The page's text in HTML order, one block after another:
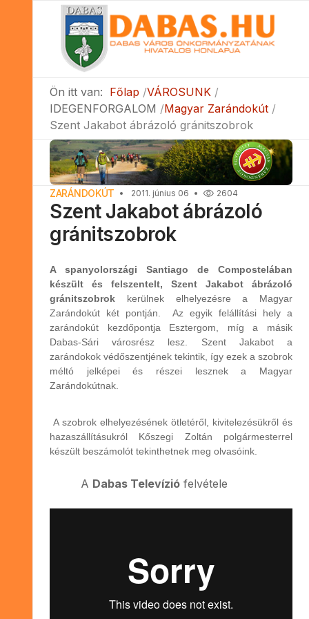
Ön itt van: Főlap VÁROSUNK
IDEGENFORGALOM
Magyar Zarándokút
Szent Jakabot ábrázoló gránitszobrok
ZARÁNDOKÚT 2011. június 06 2604
Szent Jakabot ábrázoló
gránitszobrok
A spanyolországi Santiago de Compostelában
készült és felszentelt, Szent Jakabot ábrázoló
gránitszobrok kerülnek elhelyezésre a Magyar
Zarándokút két pontján. Az egyik felállítási hely a
zarándokút kezdőpontja Esztergom, míg a másik
Dabas-Sári városrész lesz. Szent Jakabot a
zarándokok védőszentjének tekintik, így ezek a szobrok
méltó jelképei és részei lesznek a Magyar
Zarándokútnak.
A szobrok elhelyezésének ötletéről, kivitelezésükről és
hazaszállításukról Kőszegi Zoltán polgármesterrel
készült beszámolót tekinthetnek meg olvasóink.
A Dabas Televízió felvétele